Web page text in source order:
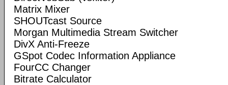
Matrix Mixer
SHOUTcast Source
Morgan Multimedia Stream Switcher
DivX Anti-Freeze
GSpot Codec Information Appliance
FourCC Changer
Bitrate Calculator